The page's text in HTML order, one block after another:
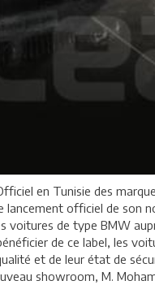
en Tunisie des
officiel de son
voitures de type BMW
de ce label, les
et de leur état de
showroom, M.